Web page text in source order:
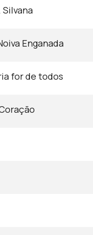
Silvana
Enganada
for de todos